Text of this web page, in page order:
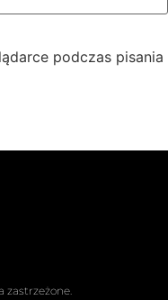
podczas pisania
zastrzeżone.